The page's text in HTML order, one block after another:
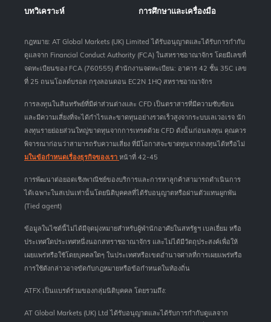
บทวิเคราะห์ การศึกษาและเครื่องมือ
กฎหมาย: AT Global Markets (UK) Limited ได้รับอนุญาตและได้รับการกำกับ
ดูแลจาก Financial Conduct Authority (FCA) ในสหราชอาณาจักร โดยมีเลขที่
จดทะเบียนของ FCA (760555) สำนักงานจดทะเบียน: อาคาร 42 ชั้น 35C เลข
ที่ 25 ถนนโอลด์บรอด กรุงลอนดอน EC2N 1HQ สหราชอาณาจักร
การลงทุนในสินทรัพย์ที่มีค่าส่วนต่างและ CFD เป็นตราสารที่มีความซับซ้อน
และมีความเสี่ยงที่จะได้กำไรและขาดทุนอย่างรวดเร็วสูงจากระบบเลเวอเรจ นัก
ลงทุนรายย่อยส่วนใหญ่ขาดทุนจากการเทรดด้วย CFD ดังนั้นก่อนลงทุน คุณควร
พิจารณาก่อนว่าสามารถรับความเสี่ยง ที่มีโอกาสจะขาดทุนจากลงทุนได้หรือไม่
มในข้อกำหนดเรื่องธุรกิจของเรา หน้าที่ 42-45
การพัฒนาต่อยอดเชิงพาณิชย์ของบริการและการหาลูกค้าสามารถดำเนินการ
ได้เฉพาะในสเปนเท่านั้นโดยนิติบุคคลที่ได้รับอนุญาตหรือผ่านตัวแทนผูกพัน
(Tied agent)
ข้อมูลในไซต์นี้ไม่ได้มีจุดมุ่งหมายสำหรับผู้พำนักอาศัยในสหรัฐฯ เบลเยี่ยม หรือ
ประเทศใดประเทศหนึ่งนอกสหราชอาณาจักร และไม่ได้มีวัตถุประสงค์เพื่อให้
เผยแพร่หรือใช้โดยบุคคลใดๆ ในประเทศหรือเขตอำนาจศาลที่การเผยแพร่หรือ
การใช้ดังกล่าวอาจขัดกับกฎหมายหรือข้อกำหนดในท้องถิ่น
ATFX เป็นแบรด์ร่วมของกลุ่มนิติบุคคล โดยรวมถึง:
AT Global Markets (UK) Ltd ได้รับอนุญาตและได้รับการกำกับดูแลจาก